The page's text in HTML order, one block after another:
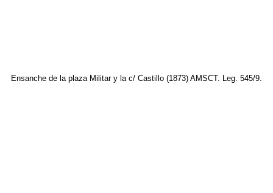
Ensanche de la plaza Militar y la c/ Castillo (1873) AMSCT. Leg. 545/9.